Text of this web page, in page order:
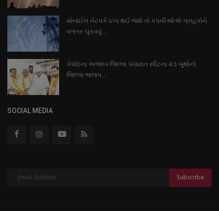
મોબાઈલ નેટવર્ક ઠપ્પ થઈ જશે તો કંપનીઓએ ગ્રાહકોને
વળતર ચુકવવું...
કેશોદના અજાબ જિલ્લા પંચાયત સીટના ૨૩ બુથોનો
જિલ્લા ભાજપ...
SOCIAL MEDIA
Subscribe